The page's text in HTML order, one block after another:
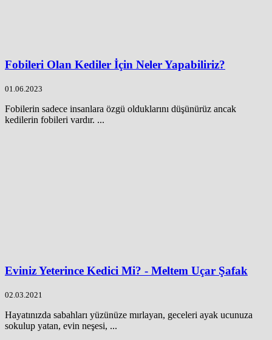
Fobileri Olan Kediler İçin Neler Yapabiliriz?
01.06.2023
Fobilerin sadece insanlara özgü olduklarını düşünürüz ancak
kedilerin fobileri vardır. ...
Eviniz Yeterince Kedici Mi? - Meltem Uçar Şafak
02.03.2021
Hayatınızda sabahları yüzünüze mırlayan, geceleri ayak ucunuza
sokulup yatan, evin neşesi, ...